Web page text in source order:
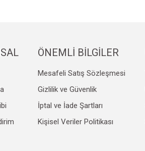
ÖNEMLİ BİLGİLER
Mesafeli Satış Sözleşmesi
Gizlilik ve Güvenlik
İptal ve İade Şartları
Kişisel Veriler Politikası